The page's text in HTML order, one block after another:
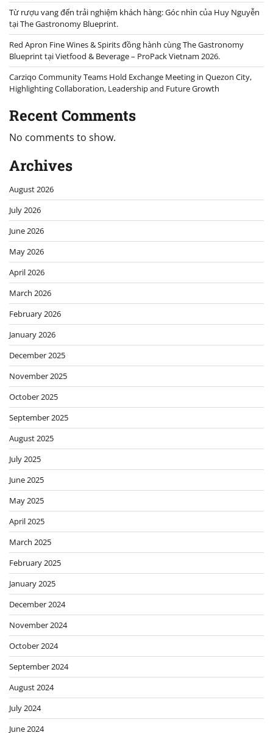
Từ rượu vang đến trải nghiệm khách hàng: Góc nhìn của Huy Nguyễn
tại The Gastronomy Blueprint.
Red Apron Fine Wines & Spirits đồng hành cùng The Gastronomy
Blueprint tại Vietfood & Beverage – ProPack Vietnam 2026.
Carziqo Community Teams Hold Exchange Meeting in Quezon City,
Highlighting Collaboration, Leadership and Future Growth
Recent Comments
No comments to show.
Archives
August 2026
July 2026
June 2026
May 2026
April 2026
March 2026
February 2026
January 2026
December 2025
November 2025
October 2025
September 2025
August 2025
July 2025
June 2025
May 2025
April 2025
March 2025
February 2025
January 2025
December 2024
November 2024
October 2024
September 2024
August 2024
July 2024
June 2024